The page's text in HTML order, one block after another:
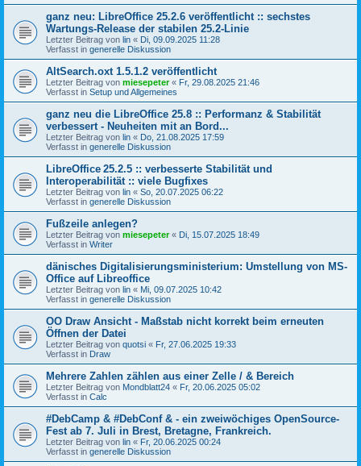
ganz neu: LibreOffice 25.2.6 veröffentlicht :: sechstes
Wartungs-Release der stabilen 25.2-Linie
Letzter Beitrag von lin « Di, 09.09.2025 11:28
Verfasst in generelle Diskussion
AltSearch.oxt 1.5.1.2 veröffentlicht
Letzter Beitrag von miesepeter« Fr, 29.08.2025 21:46
Verfasst in Setup und Allgemeines
ganz neu die LibreOffice 25.8 :: Performanz & Stabilität
verbessert - Neuheiten mit an Bord...
Letzter Beitrag von lin « Do, 21.08.2025 17:59
Verfasst in generelle Diskussion
LibreOffice 25.2.5 :: verbesserte Stabilität und
Interoperabilität :: viele Bugfixes
Letzter Beitrag von lin « So, 20.07.2025 06:22
Verfasst in generelle Diskussion
Fußzeile anlegen?
Letzter Beitrag von miesepeter« Di, 15.07.2025 18:49
Verfasst in Writer
dänisches Digitalisierungsministerium: Umstellung von MS-
Office auf Libreoffice
Letzter Beitrag von lin « Mi, 09.07.2025 10:42
Verfasst in generelle Diskussion
OO Draw Ansicht - Maßstab nicht korrekt beim erneuten
Öffnen der Datei
Letzter Beitrag von quotsi « Fr, 27.06.2025 19:33
Verfasst in Draw
Mehrere Zahlen zählen aus einer Zelle / & Bereich
Letzter Beitrag von Mondblatt24 « Fr, 20.06.2025 05:02
Verfasst in Calc
#DebCamp & #DebConf & - ein zweiwöchiges OpenSource-
Fest ab 7. Juli in Brest, Bretagne, Frankreich.
Letzter Beitrag von lin « Fr, 20.06.2025 00:24
Verfasst in generelle Diskussion